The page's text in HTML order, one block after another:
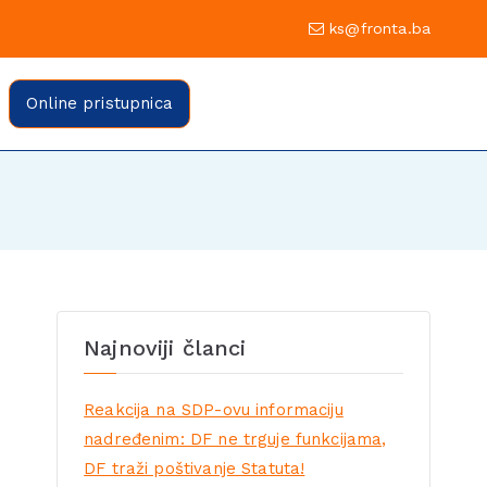
Sarajevo ks@fronta.ba
fronte Sarajevo
Online pristupnica
Najnoviji članci
Reakcija na SDP-ovu informaciju
nadređenim: DF ne trguje funkcijama,
DF traži poštivanje Statuta!